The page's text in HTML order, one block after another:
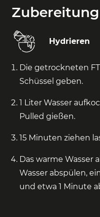
Zubereitung
Hydrieren
Die getrockneten
Schüssel geben.
1 Liter Wasser
Pulled gießen.
15 Minuten ziehen
Das warme Wasser
Wasser abspülen,
und etwa 1 Minute